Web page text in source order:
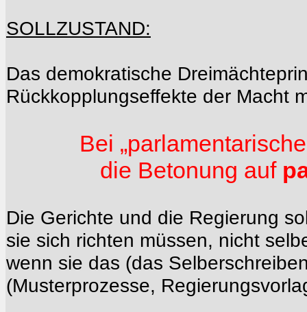
SOLLZUSTAND:
Das demokratische
Rückkopplungseffekte der Macht
Bei
die Betonung auf
Die Gerichte und die Regierung
sie sich richten müssen, nicht
wenn sie das (das
(Musterprozesse,